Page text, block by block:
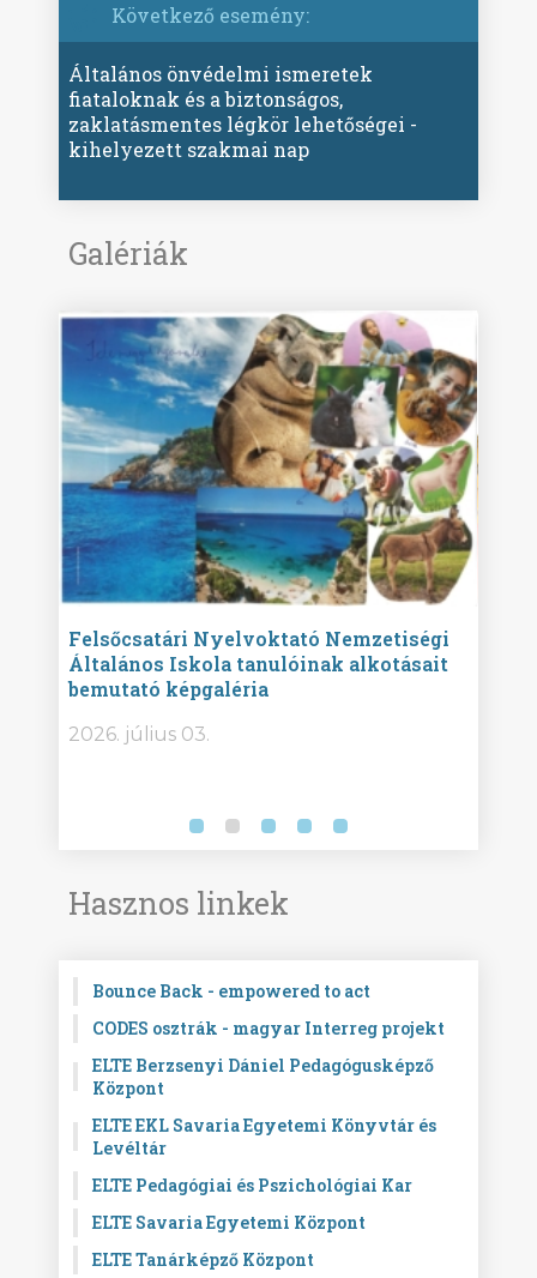
Következő esemény:
Általános önvédelmi ismeretek
fiataloknak és a biztonságos,
zaklatásmentes légkör lehetőségei -
kihelyezett szakmai nap
Galériák
Felsőcsatári Nyelvoktató Nemzetiségi
Általános Iskola tanulóinak alkotásait
bemutató képgaléria
2026. július 03.
Hasznos linkek
Bounce Back - empowered to act
CODES osztrák - magyar Interreg projekt
ELTE Berzsenyi Dániel Pedagógusképző
Központ
ELTE EKL Savaria Egyetemi Könyvtár és
Levéltár
ELTE Pedagógiai és Pszichológiai Kar
ELTE Savaria Egyetemi Központ
ELTE Tanárképző Központ